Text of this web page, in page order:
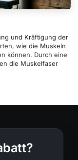
und Kräftigung der
wie die Muskeln
können. Durch eine
die Muskelfaser